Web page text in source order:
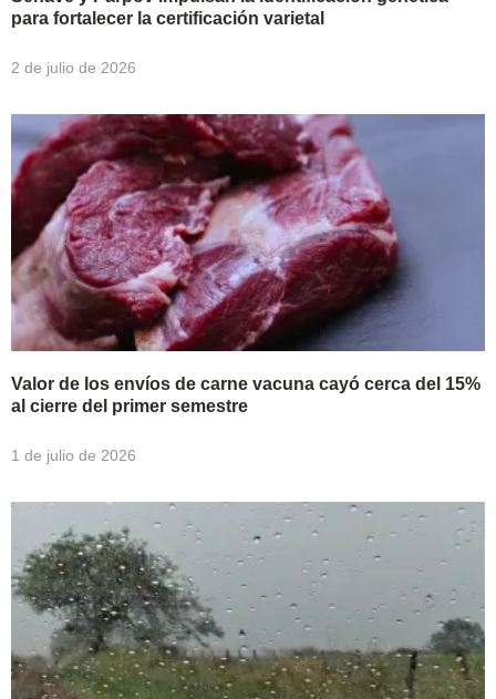
para fortalecer la certificación varietal
2 de julio de 2026
Valor de los envíos de carne vacuna cayó cerca del 15%
al cierre del primer semestre
1 de julio de 2026